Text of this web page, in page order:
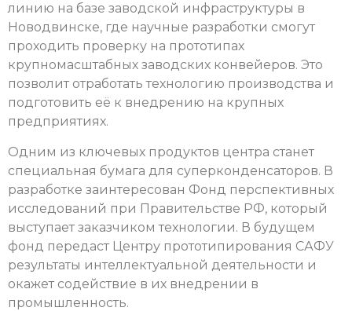
линию на базе заводской инфраструктуры в
Новодвинске, где научные разработки смогут
проходить проверку на прототипах
крупномасштабных заводских конвейеров. Это
позволит отработать технологию производства и
подготовить её к внедрению на крупных
предприятиях.
Одним из ключевых продуктов центра станет
специальная бумага для суперконденсаторов. В
разработке заинтересован Фонд перспективных
исследований при Правительстве РФ, который
выступает заказчиком технологии. В будущем
фонд передаст Центру прототипирования САФУ
результаты интеллектуальной деятельности и
окажет содействие в их внедрении в
промышленность.